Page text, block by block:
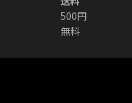
500円
無料